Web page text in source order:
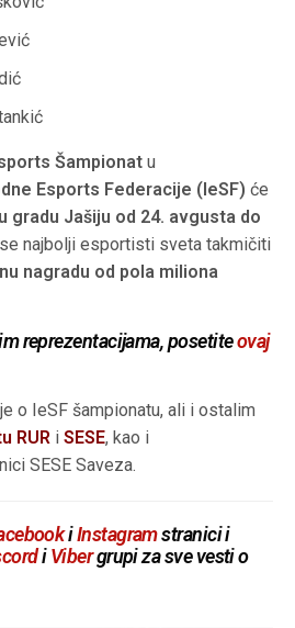
Šampionat u
Esports Federacije (IeSF) će
gradu Jašiju od 24. avgusta do
najbolji esportisti sveta takmičiti
nagradu od pola miliona
reprezentacijama, posetiteovaj
o IeSF šampionatu, ali i ostalim
RUR iSESE, kao i
SESE Saveza.
iInstagramstranici i
iVibergrupi za sve vesti o